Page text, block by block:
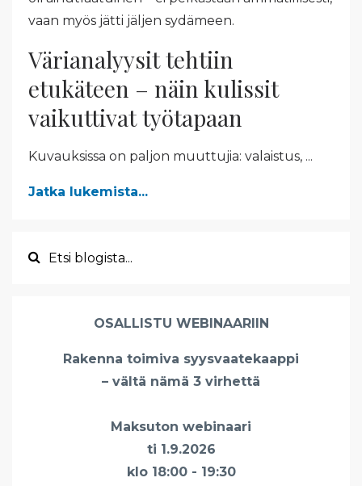
vaan myös jätti jäljen sydämeen.
Värianalyysit tehtiin
etukäteen – näin kulissit
vaikuttivat työtapaan
Kuvauksissa on paljon muuttujia: valaistus, ...
Jatka lukemista...
OSALLISTU WEBINAARIIN
Rakenna toimiva syysvaatekaappi
– vältä nämä 3 virhettä
Maksuton webinaari
ti 1.9.2026
klo 18:00 - 19:30